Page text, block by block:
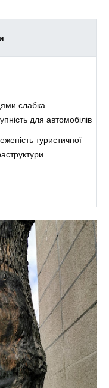
слабка
для автомобілів
туристичної